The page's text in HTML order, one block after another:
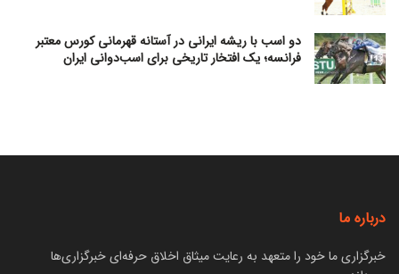
دو اسب با ریشه ایرانی در آستانه قهرمانی کورس معتبر
فرانسه؛ یک افتخار تاریخی برای اسب‌دوانی ایران
درباره ما
خبرگزاری ما خود را متعهد به رعایت میثاق اخلاق حرفه‌ای خبرگزاری‌ها